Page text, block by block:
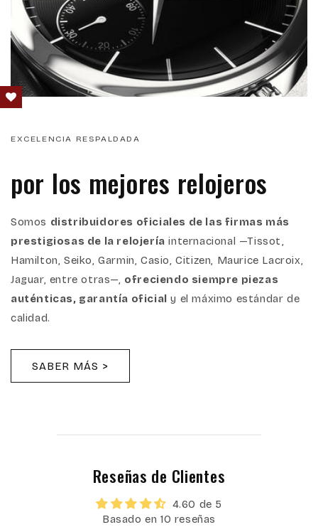
EXCELENCIA RESPALDADA
por los mejores relojeros
Somos distribuidores oficiales de las firmas más
prestigiosas de la relojería internacional —Tissot,
Hamilton, Seiko, Garmin, Casio, Citizen, Maurice Lacroix,
Jaguar, entre otras—, ofreciendo siempre piezas
auténticas, garantía oficial y el máximo estándar de
calidad.
SABER MÁS >
Reseñas de Clientes
4.60 de 5
Basado en 10 reseñas